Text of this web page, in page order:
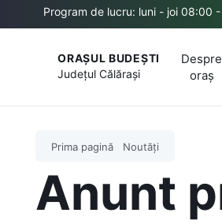
Program de lucru: luni - joi 08:00
ORAȘUL BUDEȘTI
JudețulCălărași
Despre
oraș
Prima pagină Noutăți
Anunt